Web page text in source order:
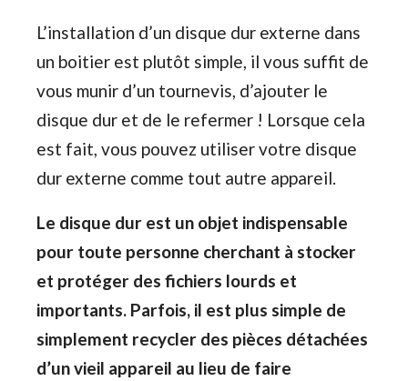
L’installation d’un disque dur externe dans
un boitier est plutôt simple, il vous suffit de
vous munir d’un tournevis, d’ajouter le
disque dur et de le refermer ! Lorsque cela
est fait, vous pouvez utiliser votre disque
dur externe comme tout autre appareil.
Le disque dur est un objet indispensable
pour toute personne cherchant à stocker
et protéger des fichiers lourds et
importants. Parfois, il est plus simple de
simplement recycler des pièces détachées
d’un vieil appareil au lieu de faire